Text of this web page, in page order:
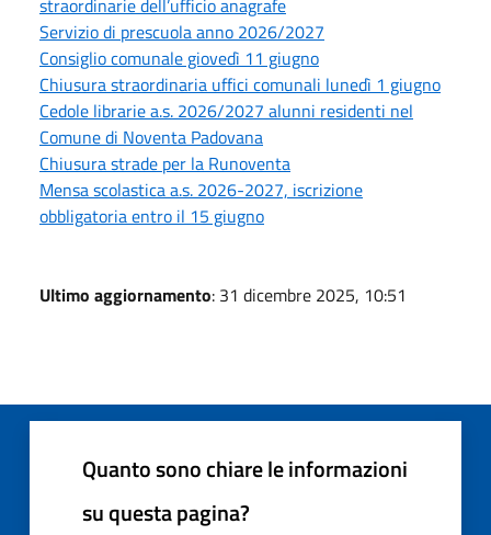
Servizio di prescuola anno 2026/2027
Consiglio comunale giovedì 11 giugno
Chiusura straordinaria uffici comunali lunedì 1 giugno
Cedole librarie a.s. 2026/2027 alunni residenti nel
Comune di Noventa Padovana
Chiusura strade per la Runoventa
Mensa scolastica a.s. 2026-2027, iscrizione
obbligatoria entro il 15 giugno
Ultimo aggiornamento: 31 dicembre 2025, 10:51
Quanto sono chiare le informazioni
su questa pagina?